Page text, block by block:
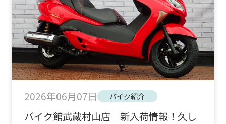
2026年06月07日 バイク紹介
バイク館武蔵村山店 新入荷情報！久し